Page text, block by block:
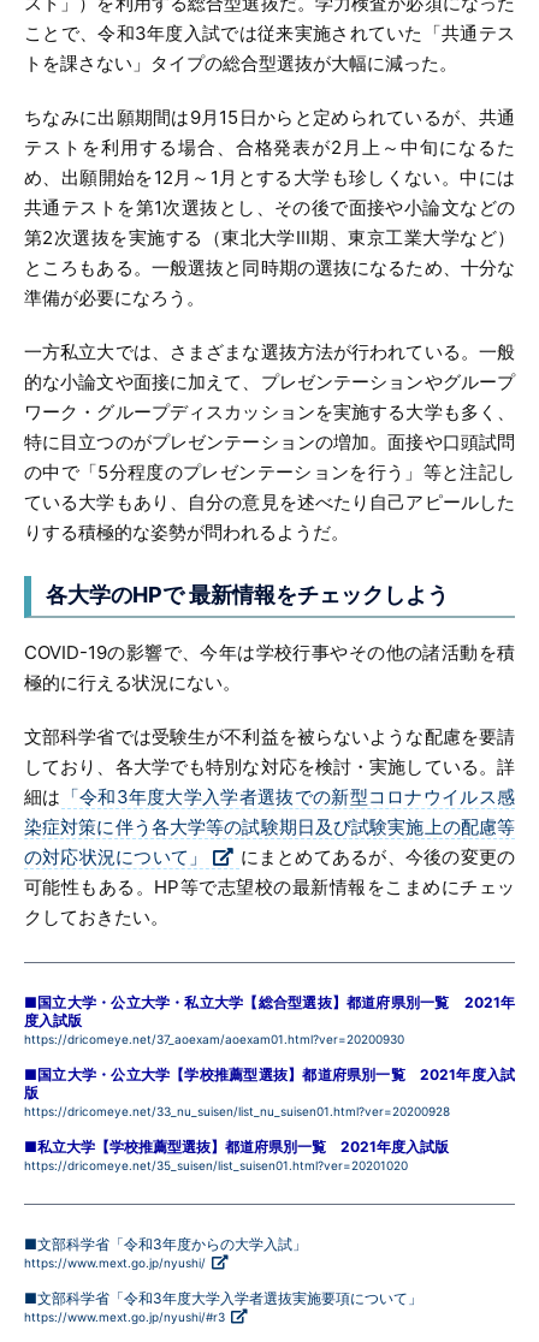
ことで、令和3年度入試では従来実施されていた「共通テス
トを課さない」タイプの総合型選抜が大幅に減った。
ちなみに出願期間は9月15日からと定められているが、共通
テストを利用する場合、合格発表が2月上～中旬になるた
め、出願開始を12月～1月とする大学も珍しくない。中には
共通テストを第1次選抜とし、その後で面接や小論文などの
第2次選抜を実施する（東北大学Ⅲ期、東京工業大学など）
ところもある。一般選抜と同時期の選抜になるため、十分な
準備が必要になろう。
一方私立大では、さまざまな選抜方法が行われている。一般
的な小論文や面接に加えて、プレゼンテーションやグループ
ワーク・グループディスカッションを実施する大学も多く、
特に目立つのがプレゼンテーションの増加。面接や口頭試問
の中で「5分程度のプレゼンテーションを行う」等と注記し
ている大学もあり、自分の意見を述べたり自己アピールした
りする積極的な姿勢が問われるようだ。
各大学のHPで最新情報をチェックしよう
COVID-19の影響で、今年は学校行事やその他の諸活動を積
極的に行える状況にない。
文部科学省では受験生が不利益を被らないような配慮を要請
しており、各大学でも特別な対応を検討・実施している。詳
細は 「令和3年度大学入学者選抜での新型コロナウイルス感
染症対策に伴う各大学等の試験期日及び試験実施上の配慮等
の対応状況について」
にまとめてあるが、今後の変更の
可能性もある。HP等で志望校の最新情報をこまめにチェッ
クしておきたい。
■国立大学・公立大学・私立大学【総合型選抜】都道府県別一覧 2021年
度入試版
https://dricomeye.net/37_aoexam/aoexam01.html?ver=20200930
■国立大学・公立大学【学校推薦型選抜】都道府県別一覧 2021年度入試
版
https://dricomeye.net/33_nu_suisen/list_nu_suisen01.html?ver=20200928
■私立大学【学校推薦型選抜】都道府県別一覧 2021年度入試版
https://dricomeye.net/35_suisen/list_suisen01.html?ver=20201020
■文部科学省「令和3年度からの大学入試」
https://www.mext.go.jp/nyushi/
■文部科学省「令和3年度大学入学者選抜実施要項について」
https://www.mext.go.jp/nyushi/#r3